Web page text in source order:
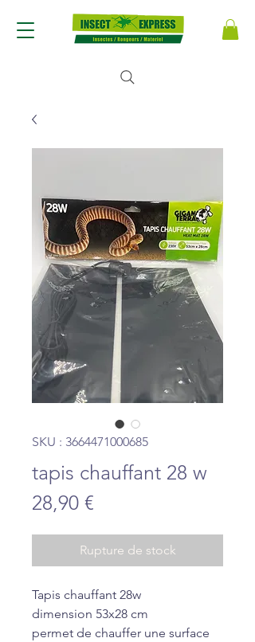
SKU : 3664471000685
tapis chauffant 28 w
28,90 €
Rupture de stock
Tapis chauffant 28w
dimension 53x28 cm
permet de chauffer une surface